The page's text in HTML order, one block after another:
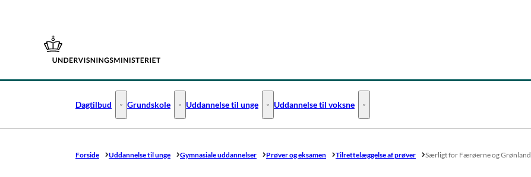
Gå til forsiden
Dagtilbud Dagtilbud - Flere links
Grundskole Grundskole - Flere links
Uddannelse til unge Uddannelse til unge - Flere links
Uddannelse til voksne Uddannelse til voksne - Flere links
Forside Uddannelse til unge Gymnasiale uddannelser Prøver og eksamen Tilrettelæggelse af prøver Særligt for Færøerne og Grønland